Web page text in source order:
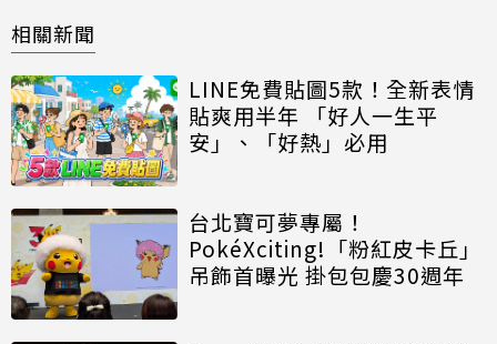
相關新聞
LINE免費貼圖5款！全新表情
貼爽用半年 「好人一生平
安」、「好熱」必用
台北寶可夢專屬！
PokéXciting!「粉紅皮卡丘」
吊飾首曝光 掛包包慶30週年